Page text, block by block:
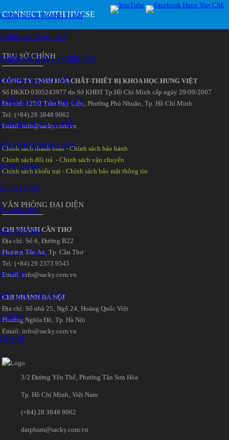
CHÍNH SÁCH THANH TOÁN
CHÍNH SÁCH ĐỔI TRẢ
CHÍNH SÁCH XỬ LÝ KHIẾU NẠI
CHÍNH SÁCH BẢO MẬT
CHÍNH SÁCH VẬN CHUYỂN
HỘI THẢO TRỰC TUYẾN
HỘI THẢO ROMER LABS
DƯỢC PHẨM
GC và GC/MS
LC và LC/MS
MÔI TRƯỜNG
TEST KIT ELISA
SỰ KIỆN
HỘI THẢO KHOA HỌC
VIDEOS
LIÊN HỆ
CONNECT WITH HVCSE
TRỤ SỞ CHÍNH
CÔNG TY TNHH HÓA CHẤT-THIẾT BỊ KHOA HỌC HƯNG VIỆT
Số ĐKKD 0305243977 do Sở KHĐT Tp.Hồ Chí Minh cấp ngày 29/09/2007
Đia chỉ: 125/2 Trần Huy Liệu‚ Phường Phú Nhuận‚ Tp. Hồ Chí Minh
Tel: (+84) 28 3848 9062
Email: info@sacky.com.vn
Chính sách thanh toán-Chính sách bảo hành
Chính sách đổi trả -Chính sách vận chuyển
Chính sách khiếu nại -Chính sách bảo mật thông tin
VĂN PHÒNG ĐẠI DIỆN
CHI NHÁNH CẦN THƠ
Địa chỉ: Số 6‚ Đường B22
Phường Tân An‚ Tp. Cần Thơ
Tel: (+84) 29 2373 9545
Email: info@sacky.com.vn
CHI NHÁNH HÀ NỘI
Địa chỉ: Số nhà 25‚ Ngõ 24‚ Hoàng Quốc Việt
Phường Nghĩa Đô‚ Tp. Hà Nội
Email: info@sacky.com.vn
3/2 Đường Yên Thế‚ Phường Tân Sơn Hòa
Tp. Hồ Chí Minh‚ Việt Nam
(+84) 28 3848 9062
datpham@sacky.com.vn